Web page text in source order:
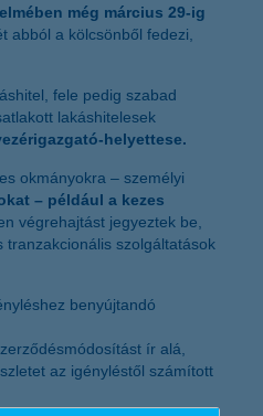
K&H e-kártyafelület
K&H token megújítás
még március 29-ig
a kölcsönből fedezi,
fele pedig szabad
lakáshitelesek
helyettese.
okmányokra – személyi
– például a kezes
végrehajtást jegyeztek be,
szolgáltatások
benyújtandó
ír alá,
az igényléstől számított